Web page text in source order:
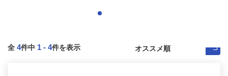
全 4件中 1 - 4件を表示